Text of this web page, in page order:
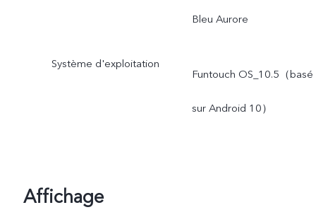
Bleu Aurore
Système d'exploitation
Funtouch OS_10.5（basé
sur Android 10）
Affichage